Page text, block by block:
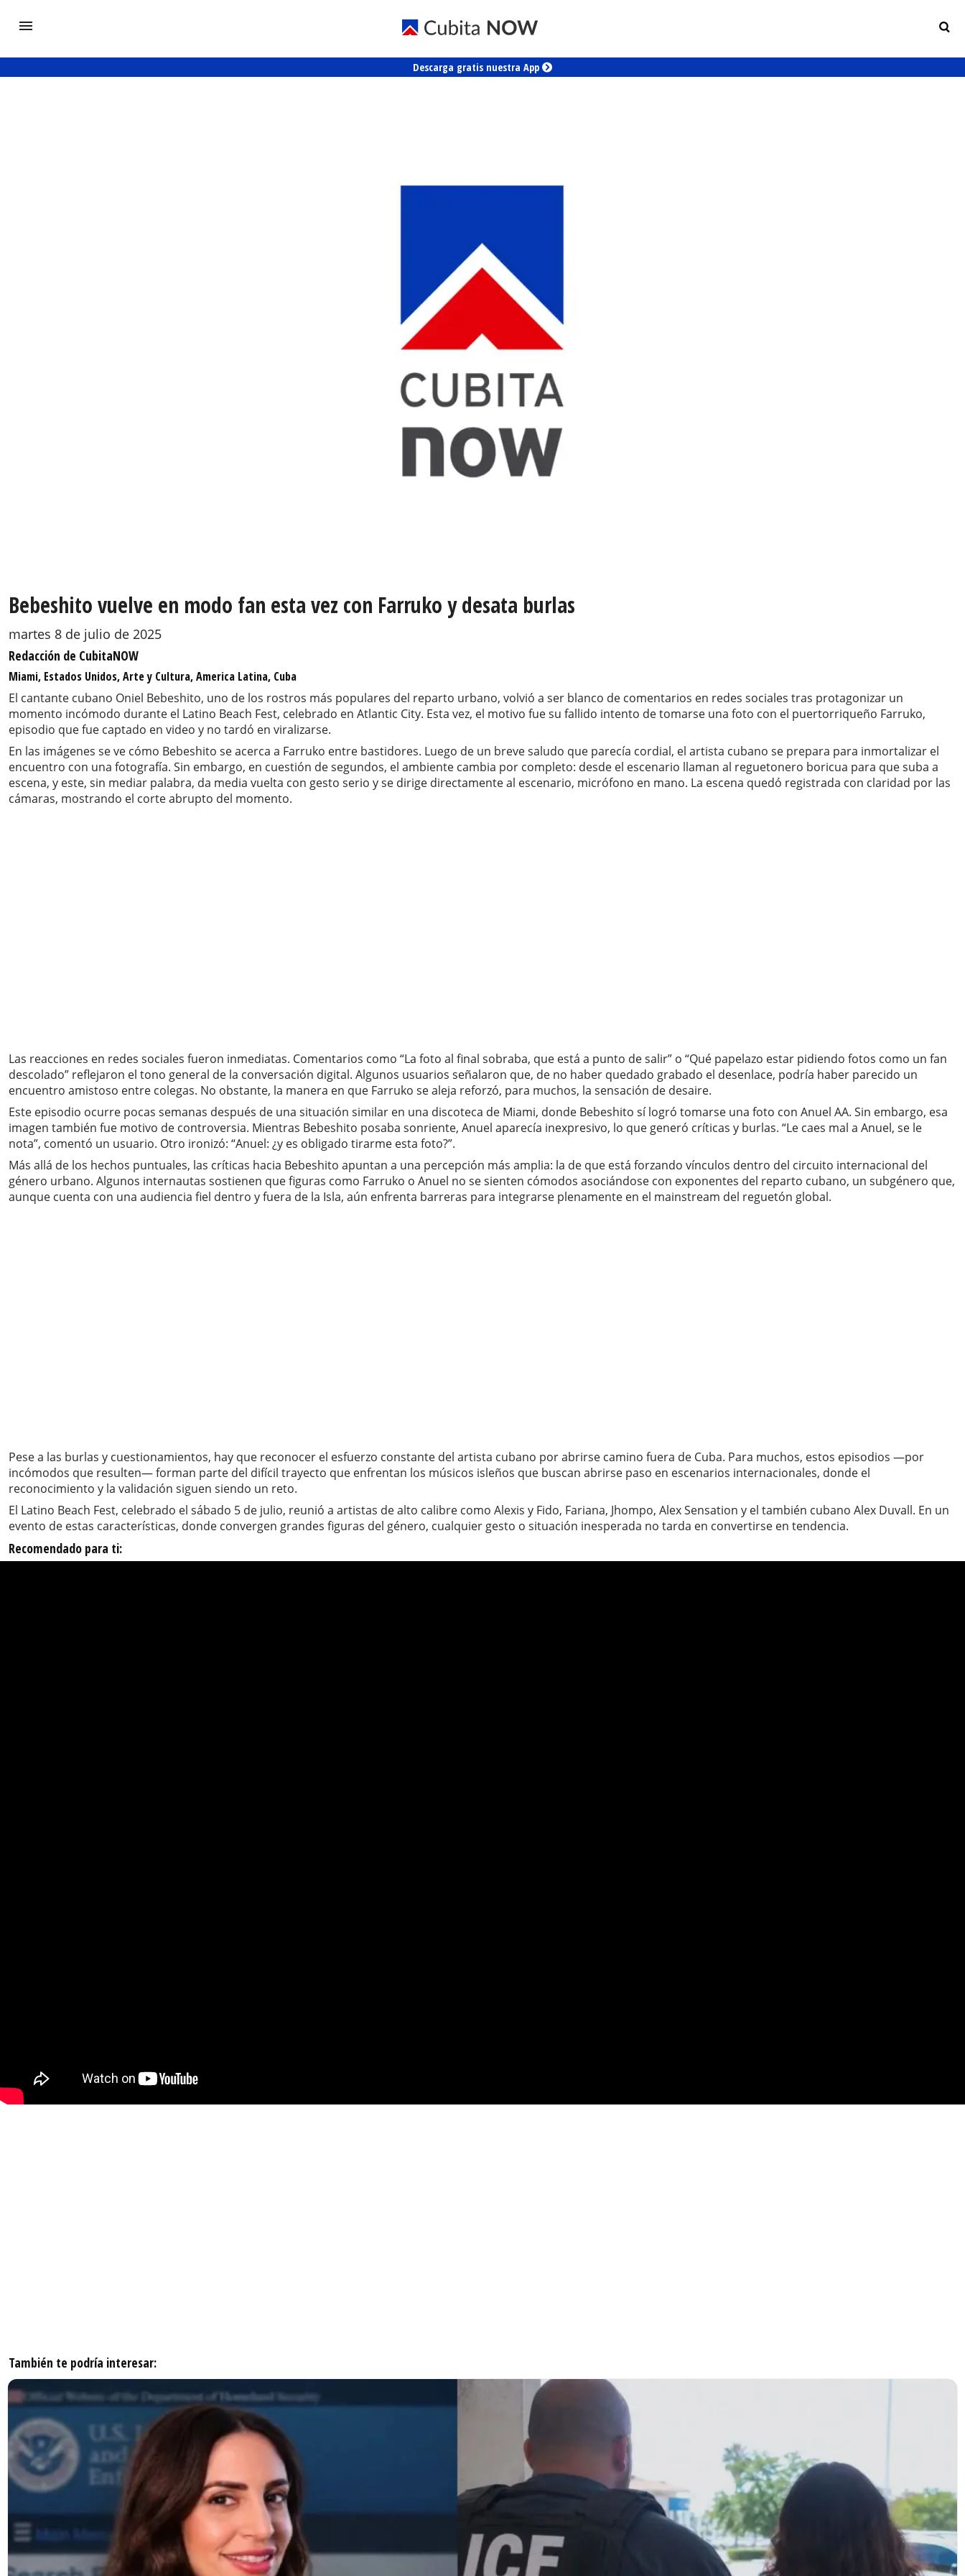
Descarga gratis nuestra App
Bebeshito vuelve en modo fan esta vez con Farruko y desata burlas
martes 8 de julio de 2025
Redacción de CubitaNOW
Miami, Estados Unidos, Arte y Cultura, America Latina, Cuba
El cantante cubano Oniel Bebeshito, uno de los rostros más populares del reparto urbano, volvió a ser blanco de comentarios en redes sociales tras protagonizar un
momento incómodo durante el Latino Beach Fest, celebrado en Atlantic City. Esta vez, el motivo fue su fallido intento de tomarse una foto con el puertorriqueño Farruko,
episodio que fue captado en video y no tardó en viralizarse.
En las imágenes se ve cómo Bebeshito se acerca a Farruko entre bastidores. Luego de un breve saludo que parecía cordial, el artista cubano se prepara para inmortalizar el
encuentro con una fotografía. Sin embargo, en cuestión de segundos, el ambiente cambia por completo: desde el escenario llaman al reguetonero boricua para que suba a
escena, y este, sin mediar palabra, da media vuelta con gesto serio y se dirige directamente al escenario, micrófono en mano. La escena quedó registrada con claridad por las
cámaras, mostrando el corte abrupto del momento.
Las reacciones en redes sociales fueron inmediatas. Comentarios como “La foto al final sobraba, que está a punto de salir” o “Qué papelazo estar pidiendo fotos como un fan
descolado” reflejaron el tono general de la conversación digital. Algunos usuarios señalaron que, de no haber quedado grabado el desenlace, podría haber parecido un
encuentro amistoso entre colegas. No obstante, la manera en que Farruko se aleja reforzó, para muchos, la sensación de desaire.
Este episodio ocurre pocas semanas después de una situación similar en una discoteca de Miami, donde Bebeshito sí logró tomarse una foto con Anuel AA. Sin embargo, esa
imagen también fue motivo de controversia. Mientras Bebeshito posaba sonriente, Anuel aparecía inexpresivo, lo que generó críticas y burlas. “Le caes mal a Anuel, se le
nota”, comentó un usuario. Otro ironizó: “Anuel: ¿y es obligado tirarme esta foto?”.
Más allá de los hechos puntuales, las críticas hacia Bebeshito apuntan a una percepción más amplia: la de que está forzando vínculos dentro del circuito internacional del
género urbano. Algunos internautas sostienen que figuras como Farruko o Anuel no se sienten cómodos asociándose con exponentes del reparto cubano, un subgénero que,
aunque cuenta con una audiencia fiel dentro y fuera de la Isla, aún enfrenta barreras para integrarse plenamente en el mainstream del reguetón global.
Pese a las burlas y cuestionamientos, hay que reconocer el esfuerzo constante del artista cubano por abrirse camino fuera de Cuba. Para muchos, estos episodios —por
incómodos que resulten— forman parte del difícil trayecto que enfrentan los músicos isleños que buscan abrirse paso en escenarios internacionales, donde el
reconocimiento y la validación siguen siendo un reto.
El Latino Beach Fest, celebrado el sábado 5 de julio, reunió a artistas de alto calibre como Alexis y Fido, Fariana, Jhompo, Alex Sensation y el también cubano Alex Duvall. En un
evento de estas características, donde convergen grandes figuras del género, cualquier gesto o situación inesperada no tarda en convertirse en tendencia.
Recomendado para ti:
También te podría interesar: